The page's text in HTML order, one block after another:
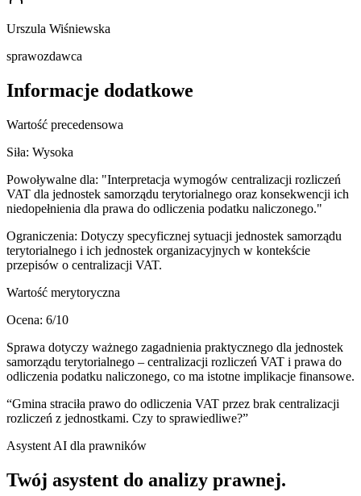
Urszula Wiśniewska
sprawozdawca
Informacje dodatkowe
Wartość precedensowa
Siła: Wysoka
Powoływalne dla: "Interpretacja wymogów centralizacji rozliczeń
VAT dla jednostek samorządu terytorialnego oraz konsekwencji ich
niedopełnienia dla prawa do odliczenia podatku naliczonego."
Ograniczenia: Dotyczy specyficznej sytuacji jednostek samorządu
terytorialnego i ich jednostek organizacyjnych w kontekście
przepisów o centralizacji VAT.
Wartość merytoryczna
Ocena: 6/10
Sprawa dotyczy ważnego zagadnienia praktycznego dla jednostek
samorządu terytorialnego – centralizacji rozliczeń VAT i prawa do
odliczenia podatku naliczonego, co ma istotne implikacje finansowe.
“Gmina straciła prawo do odliczenia VAT przez brak centralizacji
rozliczeń z jednostkami. Czy to sprawiedliwe?”
Asystent AI dla prawników
Twój asystent do analizy prawnej.